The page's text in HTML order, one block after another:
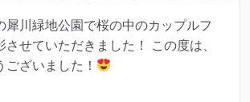
犀川緑地公園で桜の中のカップルフ
させていただきました！ この度は、
ざいました！